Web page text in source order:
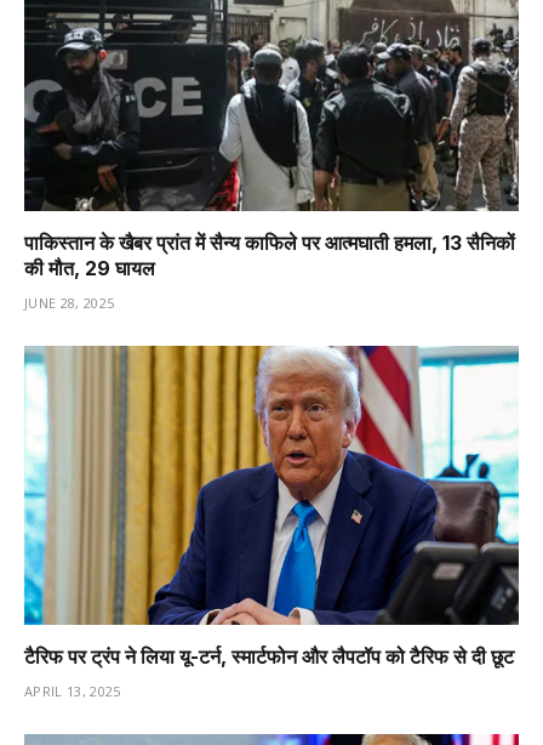
पाकिस्तान के खैबर प्रांत में सैन्य काफिले पर आत्मघाती हमला, 13 सैनिकों
की मौत, 29 घायल
JUNE 28, 2025
टैरिफ पर ट्रंप ने लिया यू-टर्न, स्मार्टफोन और लैपटॉप को टैरिफ से दी छूट
APRIL 13, 2025